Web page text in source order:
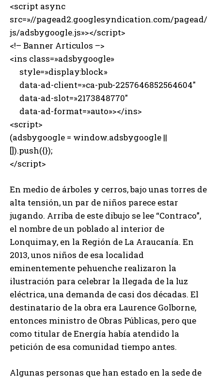
<script async
src=»//pagead2.googlesyndication.com/pagead/
js/adsbygoogle.js»></script>
<!– Banner Articulos –>
<ins class=»adsbygoogle»
style=»display:block»
data-ad-client=»ca-pub-2257646852564604″
data-ad-slot=»2173848770″
data-ad-format=»auto»></ins>
<script>
(adsbygoogle = window.adsbygoogle ||
[]).push({});
</script>
En medio de árboles y cerros, bajo unas torres de
alta tensión, un par de niños parece estar
jugando. Arriba de este dibujo se lee “Contraco”,
el nombre de un poblado al interior de
Lonquimay, en la Región de La Araucanía. En
2013, unos niños de esa localidad
eminentemente pehuenche realizaron la
ilustración para celebrar la llegada de la luz
eléctrica, una demanda de casi dos décadas. El
destinatario de la obra era Laurence Golborne,
entonces ministro de Obras Públicas, pero que
como titular de Energía había atendido la
petición de esa comunidad tiempo antes.
Algunas personas que han estado en la sede de